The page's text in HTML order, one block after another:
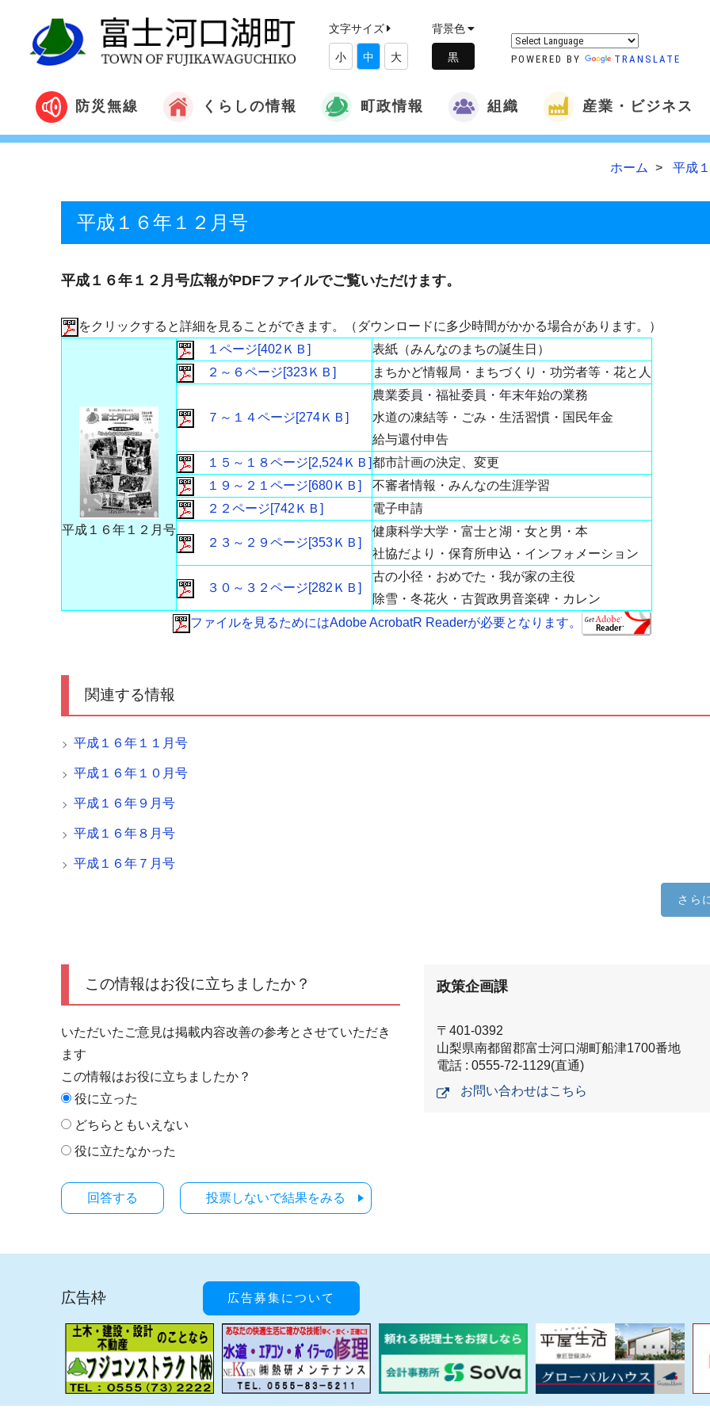
文字サイズ
小 中 大
背景色
POWERED BY TRANSLATE
防災無線 くらしの情報 町政情報 組織 産業・ビジネス
ホーム 平成
平成１６年１２月号
平成１６年１２月号広報がPDFファイルでご覧いただけます。
をクリックすると詳細を見ることができます。（ダウンロードに多少時間がかかる場合があります。）
平成１６年１２月号
１ページ[402ＫＢ]
表紙（みんなのまちの誕生日）
２～６ページ[323ＫＢ]
まちかど情報局・まちづくり・功労者等・花と人
７～１４ページ[274ＫＢ]
農業委員・福祉委員・年末年始の業務
水道の凍結等・ごみ・生活習慣・国民年金
給与還付申告
１５～１８ページ[2,524ＫＢ]都市計画の決定、変更
１９～２１ページ[680ＫＢ]
不審者情報・みんなの生涯学習
２２ページ[742ＫＢ]
電子申請
２３～２９ページ[353ＫＢ]
健康科学大学・富士と湖・女と男・本
社協だより・保育所申込・インフォメーション
３０～３２ページ[282ＫＢ]
古の小径・おめでた・我が家の主役
除雪・冬花火・古賀政男音楽碑・カレン
ファイルを見るためにはAdobe AcrobatR Readerが必要となります。
関連する情報
平成１６年１１月号
平成１６年１０月号
平成１６年９月号
平成１６年８月号
平成１６年７月号
さら
この情報はお役に立ちましたか？
いただいたご意見は掲載内容改善の参考とさせていただき
ます
この情報はお役に立ちましたか？
役に立った
どちらともいえない
役に立たなかった
投票しないで結果をみる
政策企画課
〒401-0392
山梨県南都留郡富士河口湖町船津1700番地
電話 : 0555-72-1129(直通)
お問い合わせはこちら
広告枠 広告募集について